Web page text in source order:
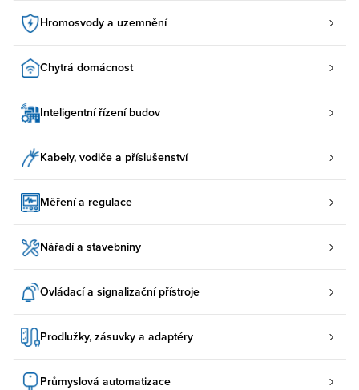
Hromosvody a uzemnění
Chytrá domácnost
Inteligentní řízení budov
Kabely, vodiče a příslušenství
Měření a regulace
Nářadí a stavebniny
Ovládací a signalizační přístroje
Prodlužky, zásuvky a adaptéry
Průmyslová automatizace